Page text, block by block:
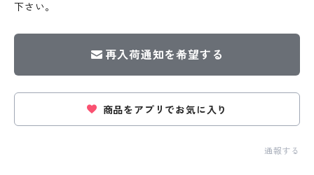
下さい。
再入荷通知を希望する
商品をアプリでお気に入り
通報する